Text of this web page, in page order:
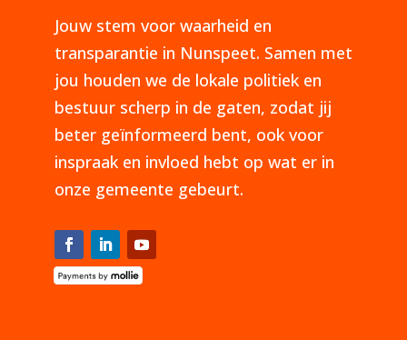
Jouw stem voor waarheid en
transparantie in Nunspeet. Samen met
jou houden we de lokale politiek en
bestuur scherp in de gaten, zodat jij
beter geïnformeerd bent, ook voor
inspraak en invloed hebt op wat er in
onze gemeente gebeurt.